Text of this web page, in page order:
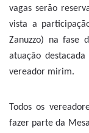
vagas serão
vista a
Zanuzzo) na fase
atuação
vereador mirim.
Todos os
fazer parte da